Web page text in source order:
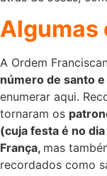
Algumas
A Ordem
número de santo
enumerar aqui.
tornaram os
(cuja festa é no
França, mas
recordados como